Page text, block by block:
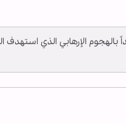
بالهجوم الإرهابي الذي استهدف